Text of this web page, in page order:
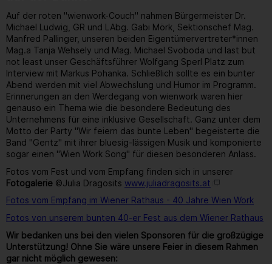
Auf der roten "wienwork-Couch" nahmen Bürgermeister Dr.
Michael Ludwig, GR und LAbg. Gabi Mörk, Sektionschef Mag.
Manfred Pallinger, unseren beiden Eigentümervertreter*innen
Mag.a Tanja Wehsely und Mag. Michael Svoboda und last but
not least unser Geschäftsführer Wolfgang Sperl Platz zum
Interview mit Markus Pohanka. Schließlich sollte es ein bunter
Abend werden mit viel Abwechslung und Humor im Programm.
Erinnerungen an den Werdegang von wienwork waren hier
genauso ein Thema wie die besondere Bedeutung des
Unternehmens für eine inklusive Gesellschaft. Ganz unter dem
Motto der Party "Wir feiern das bunte Leben" begeisterte die
Band "Gentz" mit ihrer bluesig-lässigen Musik und komponierte
sogar einen "Wien Work Song" für diesen besonderen Anlass.
Fotos vom Fest und vom Empfang finden sich in unserer
Fotogalerie ©Julia Dragosits www.juliadragosits.at
Fotos vom Empfang im Wiener Rathaus - 40 Jahre Wien Work
Fotos von unserem bunten 40-er Fest aus dem Wiener Rathaus
Wir bedanken uns bei den vielen Sponsoren für die großzügige
Unterstützung! Ohne Sie wäre unsere Feier in diesem Rahmen
gar nicht möglich gewesen: